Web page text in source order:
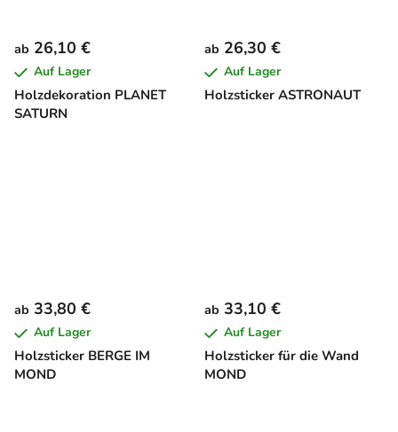
Holzdekoration PLANET
SATURN
ab 26,10 €
Auf Lager
Holzsticker ASTRONAUT
ab 26,30 €
Auf Lager
Holzsticker BERGE IM
MOND
ab 33,80 €
Auf Lager
Holzsticker für die Wand
MOND
ab 33,10 €
Auf Lager